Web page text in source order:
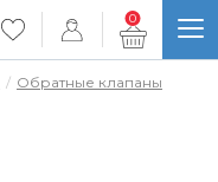
0
Обратные клапаны